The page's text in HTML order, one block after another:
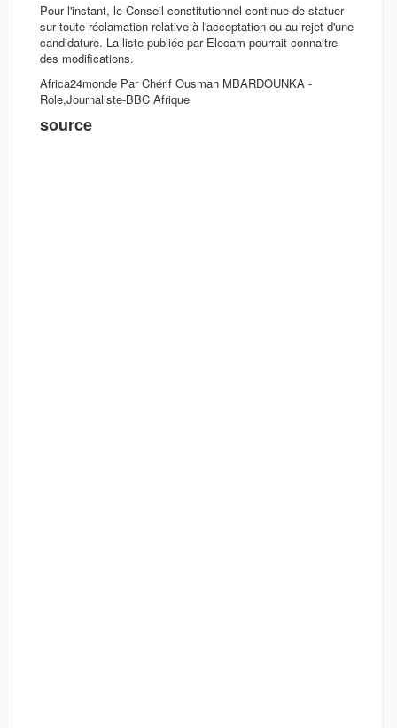
Pour l'instant, le Conseil constitutionnel continue de statuer
sur toute réclamation relative à l'acceptation ou au rejet d'une
candidature. La liste publiée par Elecam pourrait connaitre
des modifications.
Africa24monde Par Chérif Ousman MBARDOUNKA -
Role,Journaliste-BBC Afrique
source